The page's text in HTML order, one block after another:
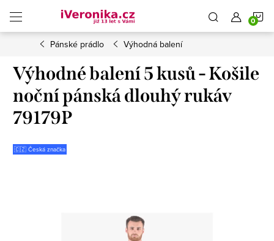
obsah
Pánské prádlo Výhodná balení
Výhodné balení 5 kusů - Košile
noční pánská dlouhý rukáv
79179P
🇨🇿 Česká značka